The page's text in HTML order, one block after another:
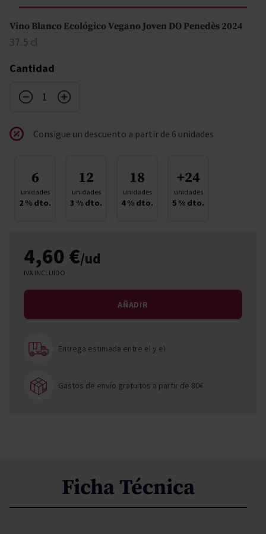
Vino Blanco Ecológico Vegano Joven DO Penedès 2024
37.5 cl
Cantidad
Consigue un descuento a partir de 6 unidades
6
unidades
2 % dto.
12
unidades
3 % dto.
18
unidades
4% dto.
+24
unidades
5 % dto.
4,60 €/ud
IVA INCLUÍDO
AÑADIR
Entrega estimada entre ely el
Gastos de envío gratuitos a partir de 80€
Ficha Técnica